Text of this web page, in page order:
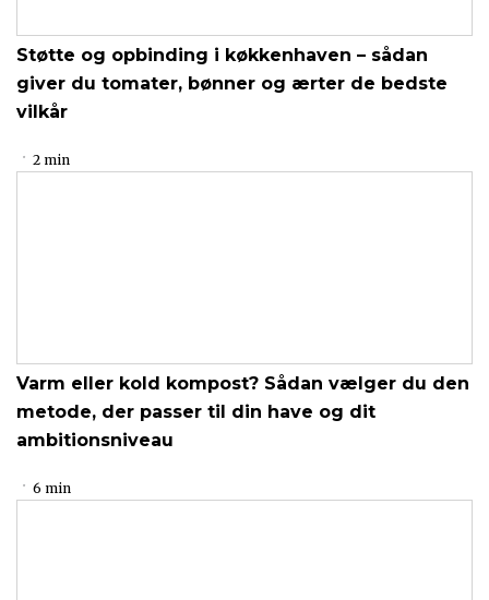
Støtte og opbinding i køkkenhaven – sådan
giver du tomater, bønner og ærter de bedste
vilkår
2 min
Varm eller kold kompost? Sådan vælger du den
metode, der passer til din have og dit
ambitionsniveau
6 min